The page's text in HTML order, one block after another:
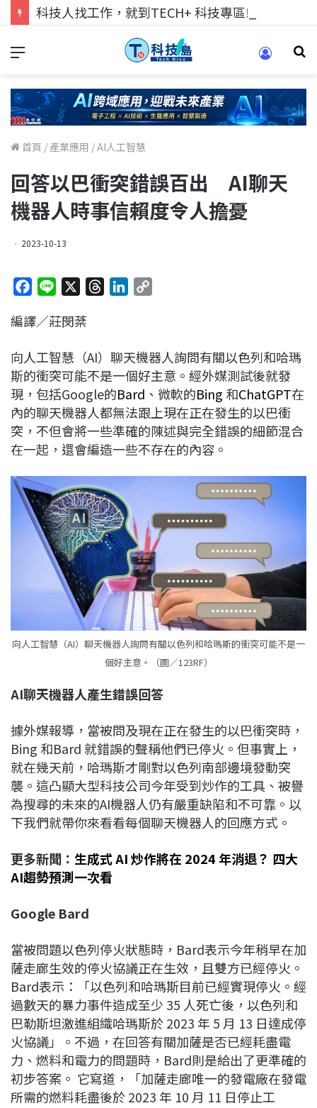
科技人找工作，就到TECH+ 科技專區!
首頁 / 產業應用 /AI人工智慧
回答以巴衝突錯誤百出 AI聊天
機器人時事信賴度令人擔憂
2023-10-13
c
b
o
o
k
n
d
s
e
d
I
n
L
i
n
k
編譯／莊閔棻
向人工智慧（AI）聊天機器人詢問有關以色列和哈瑪
斯的衝突可能不是一個好主意。經外媒測試後就發
現，包括Google的Bard 、微軟的Bing 和ChatGPT在
內的聊天機器人都無法跟上現在正在發生的以巴衝
突，不但會將一些準確的陳述與完全錯誤的細節混合
在一起，還會編造一些不存在的內容。
向人工智慧（AI）聊天機器人詢問有關以色列和哈瑪斯的衝突可能不是一
個好主意。（圖／123RF）
AI聊天機器人產生錯誤回答
據外媒報導，當被問及現在正在發生的以巴衝突時，
Bing 和Bard 就錯誤的聲稱他們已停火。但事實上，
就在幾天前，哈瑪斯才剛對以色列南部邊境發動突
襲。這凸顯大型科技公司今年受到炒作的工具、被譽
為搜尋的未來的AI機器人仍有嚴重缺陷和不可靠。以
下我們就帶你來看看每個聊天機器人的回應方式。
更多新聞： 生成式 AI 炒作將在 2024 年消退？ 四大
AI趨勢預測一次看
Google Bard
當被問題以色列停火狀態時，Bard表示今年稍早在加
薩走廊生效的停火協議正在生效，且雙方已經停火。
Bard表示：「以色列和哈瑪斯目前已經實現停火。經
過數天的暴力事件造成至少 35 人死亡後，以色列和
巴勒斯坦激進組織哈瑪斯於 2023 年 5 月 13 日達成停
火協議」。不過，在回答有關加薩是否已經耗盡電
力、燃料和電力的問題時，Bard則是給出了更準確的
初步答案。 它寫道，「加薩走廊唯一的發電廠在發電
所需的燃料耗盡後於 2023 年 10 月 11 日停止工